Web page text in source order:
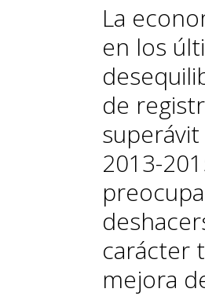
La
en los
de
2013-
carácter
mejora